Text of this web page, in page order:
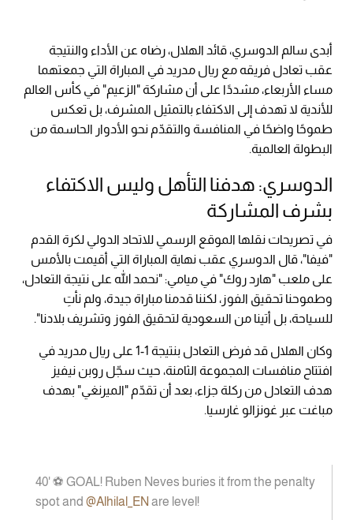
أبدى سالم الدوسري، قائد الهلال، رضاه عن الأداء والنتيجة
عقب تعادل فريقه مع ريال مدريد في المباراة التي جمعتهما
مساء الأربعاء، مشددًا على أن مشاركة "الزعيم" في كأس العالم
للأندية لا تهدف إلى الاكتفاء بالتمثيل المشرف، بل تعكس
طموحًا واضحًا في المنافسة والتقدّم نحو الأدوار الحاسمة من
البطولة العالمية.
الدوسري: هدفنا التأهل وليس الاكتفاء
بشرف المشاركة
في تصريحات نقلها الموقع الرسمي للاتحاد الدولي لكرة القدم
"فيفا"، قال الدوسري عقب نهاية المباراة التي أقيمت بالأمس
على ملعب "هارد روك" في ميامي: "نحمد الله على نتيجة التعادل،
وطموحنا تحقيق الفوز، لكننا قدمنا مباراة جيدة، ولم نأتِ
للسياحة، بل أتينا من السعودية لتحقيق الفوز وتشريف بلادنا".
وكان الهلال قد فرض التعادل بنتيجة 1-1 على ريال مدريد في
افتتاح منافسات المجموعة الثامنة، حيث سجّل روبن نيفيز
هدف التعادل من ركلة جزاء، بعد أن تقدّم "الميرنغي" بهدف
مباغت عبر غونزالو غارسيا.
40' ⚽ GOAL! Ruben Neves buries it from the penalty
spot and @Alhilal_EN are level!